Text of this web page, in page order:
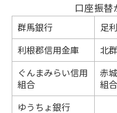
口座振替
群馬銀行 足
利根郡信用金庫
北
ぐんまみらい信用
組合
赤
組合
ゆうちょ銀行